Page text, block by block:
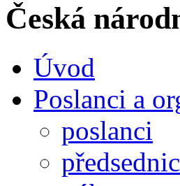
Česká
Úvod
Poslanci a
poslanci